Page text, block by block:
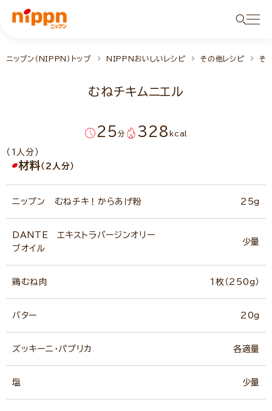
ニップン（NIPPN）トップ NIPPNおいしいレシピ その他レシピ そ
むねチキムニエル
25 分 328kcal
（1人分）
材料（2人分）
ニップン むねチキ！からあげ粉 25g
DANTE エキストラバージンオリー
ブオイル
少量
鶏むね肉 1枚（250g）
バター 20g
ズッキーニ・パプリカ 各適量
塩 少量